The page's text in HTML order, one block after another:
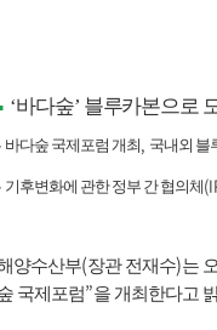
‘바다숲’ 블루카본으로
바다숲 국제포럼 개최 국내외 블
기후변화에 관한 정부 간 협의체
양수산부(장관 전재수)는
국제포럼”을 개최한다고